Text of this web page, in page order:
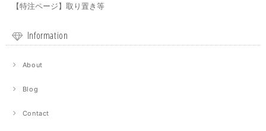
【特注ページ】取り置き等
Information
About
Blog
Contact